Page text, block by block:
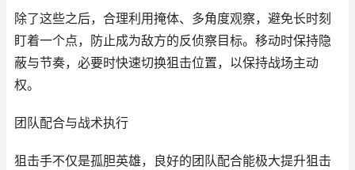
除了这些之后，合理利用掩体、多角度观察，避免长时刻
盯着一个点，防止成为敌方的反侦察目标。移动时保持隐
蔽与节奏，必要时快速切换狙击位置，以保持战场主动
权。
团队配合与战术执行
狙击手不仅是孤胆英雄，良好的团队配合能极大提升狙击